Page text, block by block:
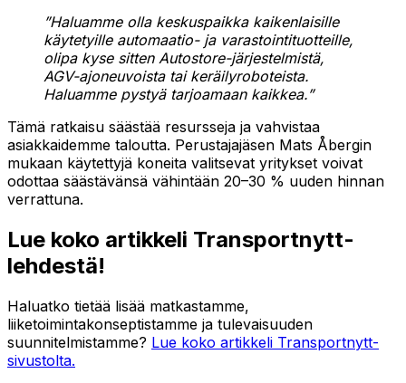
”Haluamme olla keskuspaikka kaikenlaisille
käytetyille automaatio- ja varastointituotteille,
olipa kyse sitten Autostore-järjestelmistä,
AGV-ajoneuvoista tai keräilyroboteista.
Haluamme pystyä tarjoamaan kaikkea.”
Tämä ratkaisu säästää resursseja ja vahvistaa
asiakkaidemme taloutta. Perustajajäsen Mats Åbergin
mukaan käytettyjä koneita valitsevat yritykset voivat
odottaa säästävänsä vähintään 20–30 % uuden hinnan
verrattuna.
Lue koko artikkeli Transportnytt-
lehdestä!
Haluatko tietää lisää matkastamme,
liiketoimintakonseptistamme ja tulevaisuuden
suunnitelmistamme? Lue koko artikkeli Transportnytt-
sivustolta.